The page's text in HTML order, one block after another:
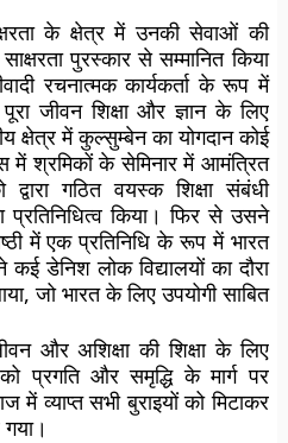
के क्षेत्र में उनकी सेवाओं की
पुरस्कार से सम्मानित किया
रचनात्मक कार्यकर्ता के रूप में
जीवन शिक्षा और ज्ञान के लिए
क्षेत्र में कुल्सुम्बेन का योगदान कोई
में श्रमिकों के सेमिनार में आमंत्रित
गठित वयस्क शिक्षा संबंधी
प्रतिनिधित्व किया। फिर से उसने
में एक प्रतिनिधि के रूप में भारत
कई डेनिश लोक विद्यालयों का दौरा
जो भारत के लिए उपयोगी साबित
और अशिक्षा की शिक्षा के लिए
प्रगति और समृद्धि के मार्ग पर
व्याप्त सभी बुराइयों को मिटाकर